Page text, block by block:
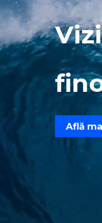
Află